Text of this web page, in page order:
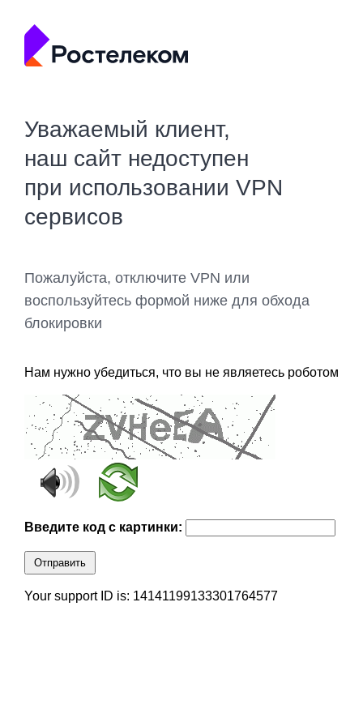
Уважаемый клиент,
наш сайт недоступен
при использовании VPN
сервисов
Пожалуйста, отключите VPN или
воспользуйтесь формой ниже для обхода
блокировки
Нам нужно убедиться, что вы не являетесь роботом
Введите код с картинки:
Отправить
Your support ID is: 14141199133301764577